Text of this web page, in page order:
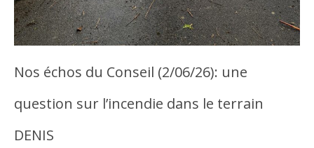
Nos échos du Conseil (2/06/26): une
question sur l’incendie dans le terrain
DENIS